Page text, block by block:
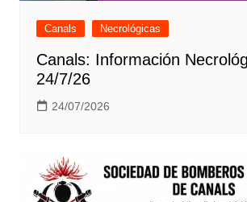
Canals Necrológicas
Canals: Información
24/7/26
24/07/2026